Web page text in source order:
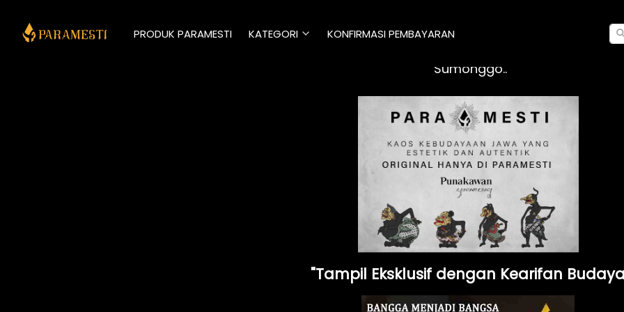
PRODUK PARAMESTI KATEGORI KONFIRMASI PEMBAYARAN
Alhamdulilah,.  Matur Nuwun Panjenengan Sudah Mampir Di Web Paramesti Dan Turut Serta
Eksklusif Yang Insyaallah Cocok Kagem Panjenengan
Sumonggo..
"Tampil Eksklusif dengan Kearifan